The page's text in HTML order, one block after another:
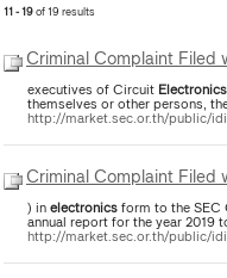
11 - 19of 19 results
Criminal Complaint
executives of Circuit Electronics
themselves or other persons,
http://market.sec.or.th/public/
Criminal Complaint
) inelectronicsform to the SEC
annual report for the year 2019
http://market.sec.or.th/public/